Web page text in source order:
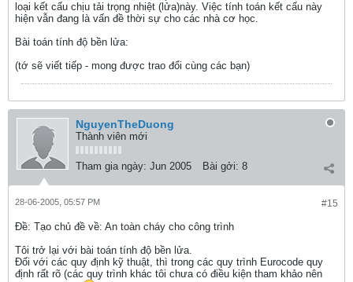
loại kết cấu chịu tải trọng nhiệt (lửa)này. Việc tính toán kết cấu này
hiện vẫn đang là vấn đề thời sự cho các nhà cơ học.
Bài toán tính độ bền lửa:
(tớ sẽ viết tiếp - mong được trao đổi cùng các bạn)
NguyenTheDuong
Thành viên mới
Tham gia ngày: Jun 2005 Bài gởi: 8
#15
28-06-2005, 05:57 PM
Ðề: Tạo chủ đề về: An toàn cháy cho công trình
Tôi trở lại với bài toán tính độ bền lửa.
Đối với các quy định kỹ thuật, thì trong các quy trình Eurocode quy
định rất rõ (các quy trình khác tôi chưa có điều kiện tham khảo nên